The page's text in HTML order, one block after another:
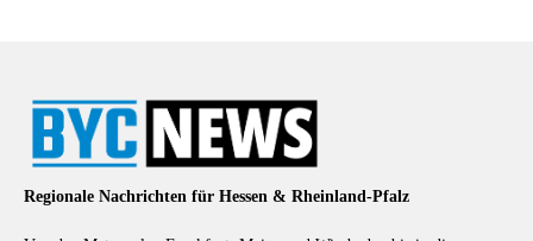
Regionale Nachrichten für Hessen & Rheinland-Pfalz